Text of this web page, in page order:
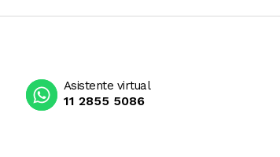
Asistente virtual
11 2855 5086